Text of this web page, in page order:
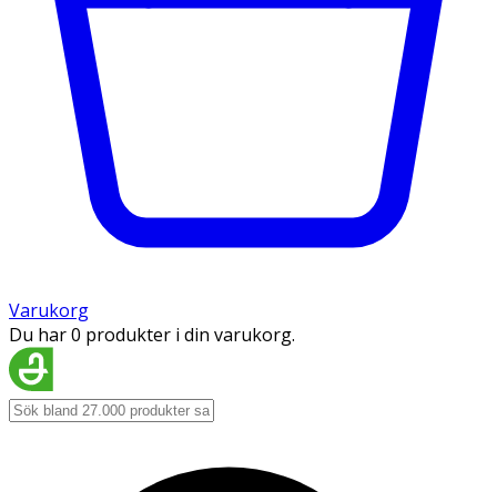
Varukorg
Du har 0 produkter i din varukorg.